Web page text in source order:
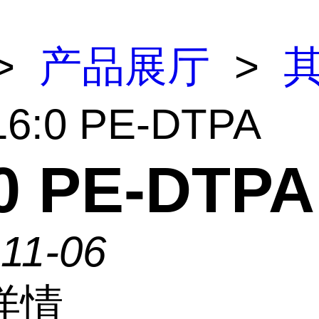
产品展厅 >
PE-DTPA
PE-DTPA
06
情